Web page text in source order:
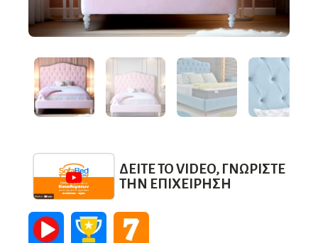
ΔΕΊΤΕ ΤΟ VIDEO, ΓΝΩΡΊΣΤΕ
ΤΗΝ ΕΠΙΧΕΊΡΗΣΗ